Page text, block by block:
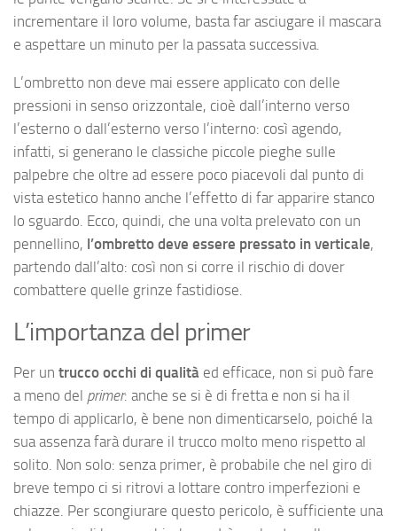
incrementare il loro volume, basta far asciugare il mascara
e aspettare un minuto per la passata successiva.
L’ombretto non deve mai essere applicato con delle
pressioni in senso orizzontale, cioè dall’interno verso
l’esterno o dall’esterno verso l’interno: così agendo,
infatti, si generano le classiche piccole pieghe sulle
palpebre che oltre ad essere poco piacevoli dal punto di
vista estetico hanno anche l’effetto di far apparire stanco
lo sguardo. Ecco, quindi, che una volta prelevato con un
pennellino, l’ombretto deve essere pressato in verticale,
partendo dall’alto: così non si corre il rischio di dover
combattere quelle grinze fastidiose.
L’importanza del primer
Per un trucco occhi di qualità ed efficace, non si può fare
a meno del primer: anche se si è di fretta e non si ha il
tempo di applicarlo, è bene non dimenticarselo, poiché la
sua assenza farà durare il trucco molto meno rispetto al
solito. Non solo: senza primer, è probabile che nel giro di
breve tempo ci si ritrovi a lottare contro imperfezioni e
chiazze. Per scongiurare questo pericolo, è sufficiente una